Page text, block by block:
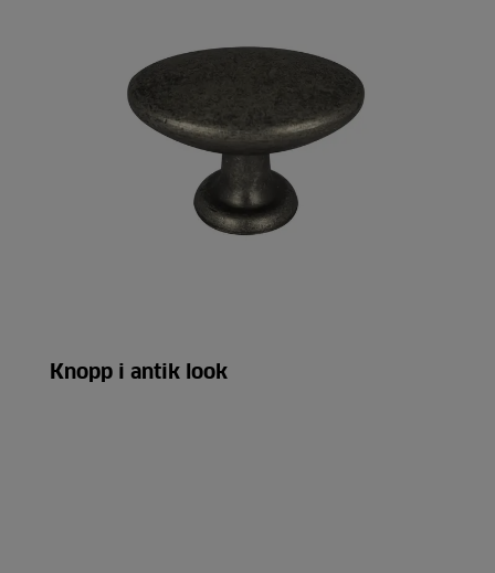
Knopp i antik look